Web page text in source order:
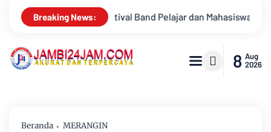
Breaking News:
dan Mahasiswa OJK Provinsi Jambi 2026, Unjuk Kreativitas
8 Aug
2026
Beranda MERANGIN